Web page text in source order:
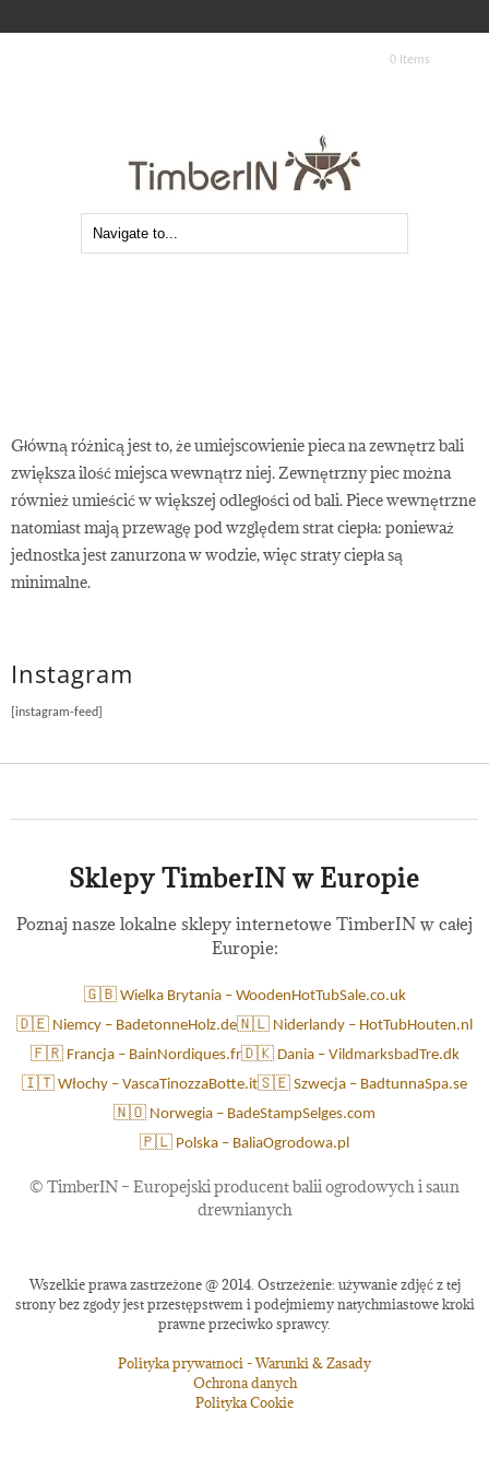
0 Items
Jaka jest równica pomiędzy piecami
wewnętrznymi a zewnętrznymi?
Główną różnicą jest to, że umiejscowienie pieca na zewnętrz bali
zwiększa ilość miejsca wewnątrz niej. Zewnętrzny piec można
również umieścić w większej odległości od bali. Piece wewnętrzne
natomiast mają przewagę pod względem strat ciepła: ponieważ
jednostka jest zanurzona w wodzie, więc straty ciepła są
minimalne.
Instagram
[instagram-feed]
Sklepy TimberIN w Europie
Poznaj nasze lokalne sklepy internetowe TimberIN w całej
Europie:
🇬🇧 Wielka Brytania – WoodenHotTubSale.co.uk
🇩🇪 Niemcy – BadetonneHolz.de🇳🇱 Niderlandy – HotTubHouten.nl
🇫🇷 Francja – BainNordiques.fr🇩🇰 Dania – VildmarksbadTre.dk
🇮🇹 Włochy – VascaTinozzaBotte.it🇸🇪 Szwecja – BadtunnaSpa.se
🇳🇴 Norwegia – BadeStampSelges.com
🇵🇱 Polska – BaliaOgrodowa.pl
© TimberIN – Europejski producent balii ogrodowych i saun
drewnianych
Wszelkie prawa zastrzeżone @ 2014. Ostrzeżenie: używanie zdjęć z tej
strony bez zgody jest przestępstwem i podejmiemy natychmiastowe kroki
prawne przeciwko sprawcy.
Polityka prywatnoci - Warunki & Zasady
Ochrona danych
Polityka Cookie